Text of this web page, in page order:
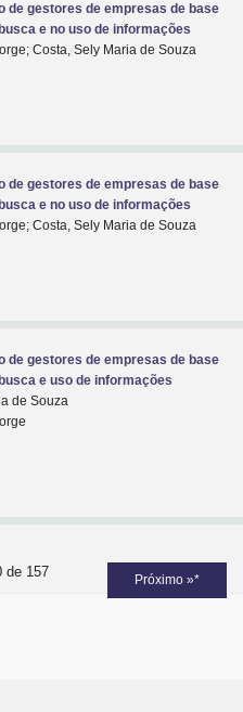
de gestores de empresas de base
e no uso de informações
Costa, Sely Maria de Souza
de gestores de empresas de base
e no uso de informações
Costa, Sely Maria de Souza
de gestores de empresas de base
e uso de informações
de Souza
de 157 Próximo »*